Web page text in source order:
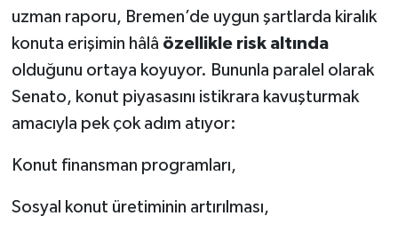
uzman raporu, Bremen’de uygun şartlarda kiralık
konuta erişimin hâlâ özellikle risk altında
olduğunu ortaya koyuyor. Bununla paralel olarak
Senato, konut piyasasını istikrara kavuşturmak
amacıyla pek çok adım atıyor:
Konut finansman programları,
Sosyal konut üretiminin artırılması,